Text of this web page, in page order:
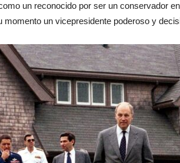
un reconocido por ser un conservador
momento un vicepresidente poderoso y